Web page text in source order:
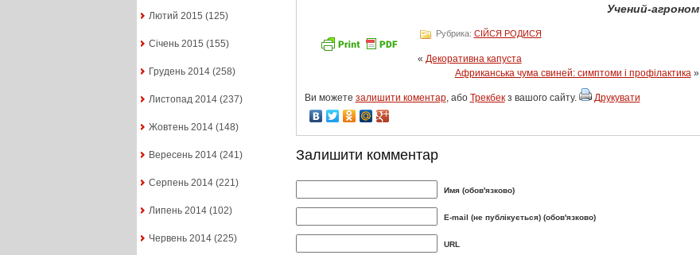
Лютий 2015 (125)
Січень 2015 (155)
Грудень 2014(258)
Листопад 2014(237)
Жовтень 2014(148)
Вересень 2014(241)
Серпень 2014(221)
Липень 2014(102)
Червень 2014(225)
Учений-агроном
Рубрика: СІЙСЯ РОДИСЯ
« Декоративна капуста
Африканська чума свиней: симптоми і профілактика»
Ви можете залишити коментар, або Трекбекз вашого сайту. Друкувати
Залишити комментар
Имя (обов'язково)
E-mail (не публікується) (обов'язково)
URL